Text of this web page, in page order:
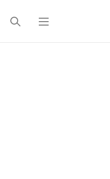
검
메